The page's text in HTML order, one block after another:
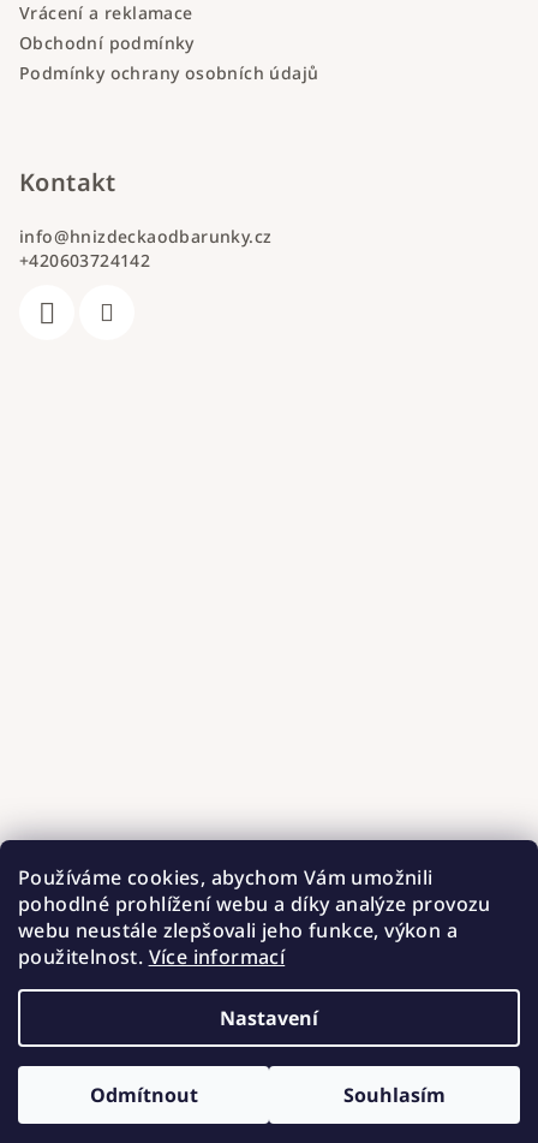
Používáme cookies, abychom Vám umožnili
pohodlné prohlížení webu a díky analýze provozu
webu neustále zlepšovali jeho funkce, výkon a
použitelnost. Více informací
Nastavení
Odmítnout Souhlasím
Vrácení a reklamace
Obchodní podmínky
Podmínky ochrany osobních údajů
Kontakt
info@hnizdeckaodbarunky.cz
+420603724142
Copyright 2026Hnízdečka od Barunky. Všechna práva
vyhrazena.Upravit nastavení cookies
Vytvořil Shoptet
ZÍSKEJTE SLEVU 100 Kč